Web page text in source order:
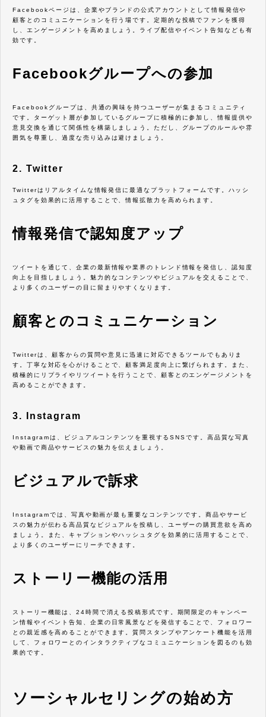
Facebookページは、企業やブランドの公式アカウントとして情報発信や
顧客とのコミュニケーションを行う場です。定期的な投稿でファンを獲得
し、エンゲージメントを高めましょう。ライブ配信やイベント告知なども有
効です。
Facebookグループへの参加
Facebookグループは、共通の興味を持つユーザーが集まるコミュニティ
です。ターゲット層が参加しているグループに積極的に参加し、情報提供や
意見交換を通じて関係性を構築しましょう。ただし、グループのルールや雰
囲気を尊重し、過度な売り込みは避けましょう。
2. Twitter
Twitterはリアルタイムな情報発信に最適なプラットフォームです。ハッシ
ュタグを効果的に活用することで、情報拡散力を高められます。
情報発信で認知度アップ
ツイートを通じて、企業の最新情報や業界のトレンド情報を発信し、認知度
向上を目指しましょう。魅力的なコンテンツやビジュアルを交えることで、
より多くのユーザーの目に留まりやすくなります。
顧客とのコミュニケーション
Twitterは、顧客からの質問や意見に迅速に対応できるツールでもありま
す。丁寧な対応を心がけることで、顧客満足度向上に繋げられます。また、
積極的にリプライやリツイートを行うことで、顧客とのエンゲージメントを
高めることができます。
3. Instagram
Instagramは、ビジュアルコンテンツを重視するSNSです。高品質な写真
や動画で商品やサービスの魅力を伝えましょう。
ビジュアルで訴求
Instagramでは、写真や動画が最も重要なコンテンツです。商品やサービ
スの魅力が伝わる高品質なビジュアルを投稿し、ユーザーの購買意欲を高め
ましょう。また、キャプションやハッシュタグを効果的に活用することで、
より多くのユーザーにリーチできます。
ストーリー機能の活用
ストーリー機能は、24時間で消える投稿形式です。期間限定のキャンペー
ン情報やイベント告知、企業の日常風景などを発信することで、フォロワー
との親近感を高めることができます。質問スタンプやアンケート機能を活用
して、フォロワーとのインタラクティブなコミュニケーションを図るのも効
果的です。
ソーシャルセリングの始め方